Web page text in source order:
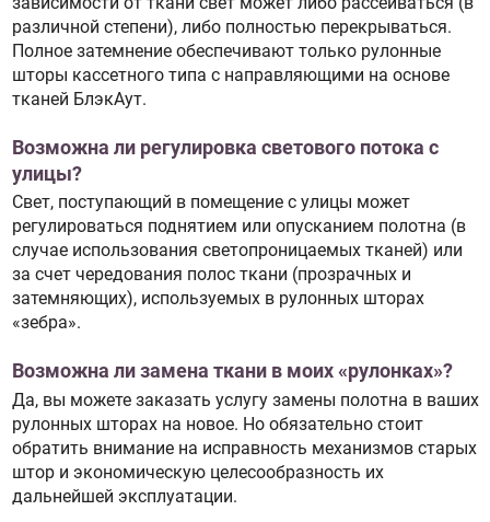
различной степени), либо полностью перекрываться.
Полное затемнение обеспечивают только рулонные
шторы кассетного типа с направляющими на основе
тканей БлэкАут.
Возможна ли регулировка светового потока с
улицы?
Свет, поступающий в помещение с улицы может
регулироваться поднятием или опусканием полотна (в
случае использования светопроницаемых тканей) или
за счет чередования полос ткани (прозрачных и
затемняющих), используемых в рулонных шторах
«зебра».
Возможна ли замена ткани в моих «рулонках»?
Да, вы можете заказать услугу замены полотна в ваших
рулонных шторах на новое. Но обязательно стоит
обратить внимание на исправность механизмов старых
штор и экономическую целесообразность их
дальнейшей эксплуатации.